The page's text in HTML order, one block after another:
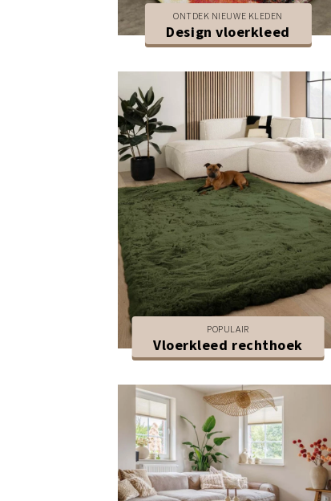
ONTDEK NIEUWE KLEDEN
Design vloerkleed
POPULAIR
Vloerkleed rechthoek